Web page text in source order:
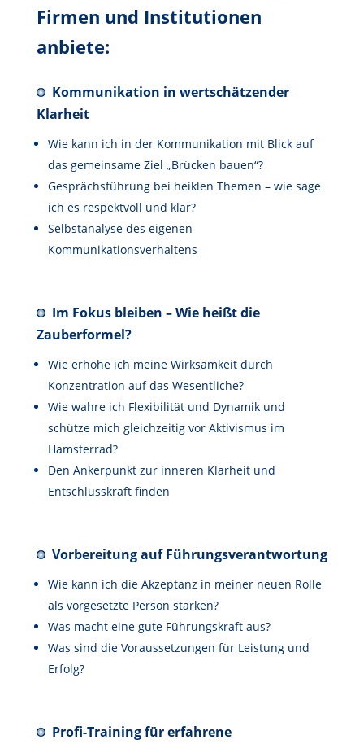
Firmen und Institutionen
anbiete:
Kommunikation in wertschätzender
Klarheit
Wie kann ich in der Kommunikation mit Blick auf
das gemeinsame Ziel „Brücken bauen“?
Gesprächsführung bei heiklen Themen – wie sage
ich es respektvoll und klar?
Selbstanalyse des eigenen
Kommunikationsverhaltens
Im Fokus bleiben – Wie heißt die
Zauberformel?
Wie erhöhe ich meine Wirksamkeit durch
Konzentration auf das Wesentliche?
Wie wahre ich Flexibilität und Dynamik und
schütze mich gleichzeitig vor Aktivismus im
Hamsterrad?
Den Ankerpunkt zur inneren Klarheit und
Entschlusskraft finden
Vorbereitung auf Führungsverantwortung
Wie kann ich die Akzeptanz in meiner neuen Rolle
als vorgesetzte Person stärken?
Was macht eine gute Führungskraft aus?
Was sind die Voraussetzungen für Leistung und
Erfolg?
Profi-Training für erfahrene